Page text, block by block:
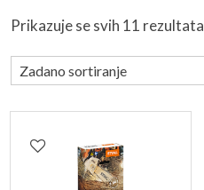
Prikazuje se svih 11 rezultata